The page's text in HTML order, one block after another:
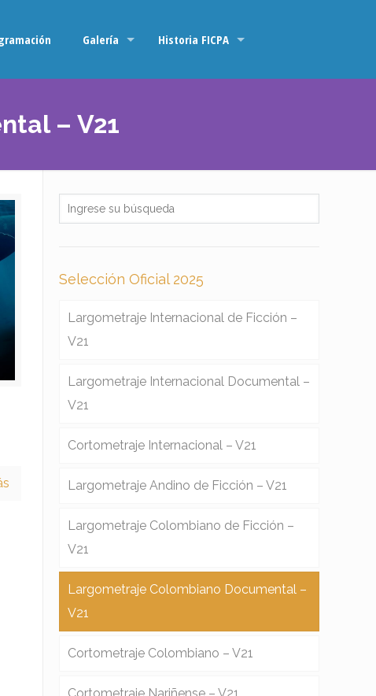
Galería Historia FICPA
– V21
Selección Oficial 2025
Largometraje Internacional de Ficción –
V21
Largometraje Internacional Documental –
V21
Cortometraje Internacional – V21
Largometraje Andino de Ficción – V21
Largometraje Colombiano de Ficción –
V21
Largometraje Colombiano Documental –
V21
Cortometraje Colombiano – V21